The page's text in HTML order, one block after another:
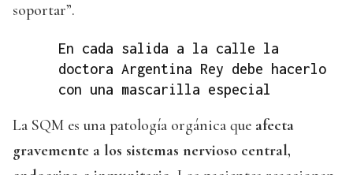
soportar”.
En cada salida a la calle la
doctora Argentina Rey debe hacerlo
con una mascarilla especial
La SQM es una patología orgánica que afecta
gravemente a los sistemas nervioso central,